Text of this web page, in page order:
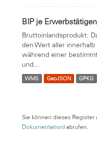
BIP je
Bruttoinlandsprodukt:
den Wert aller
während einer
und...
WMS GeoJSON GPKG
Sie können dieses Register
Dokumentation) abrufen.